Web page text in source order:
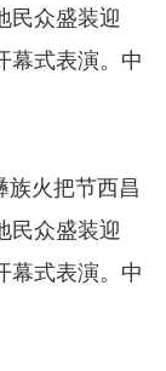
民众盛装迎
幕式表演。中
族火把节西昌
民众盛装迎
幕式表演。中